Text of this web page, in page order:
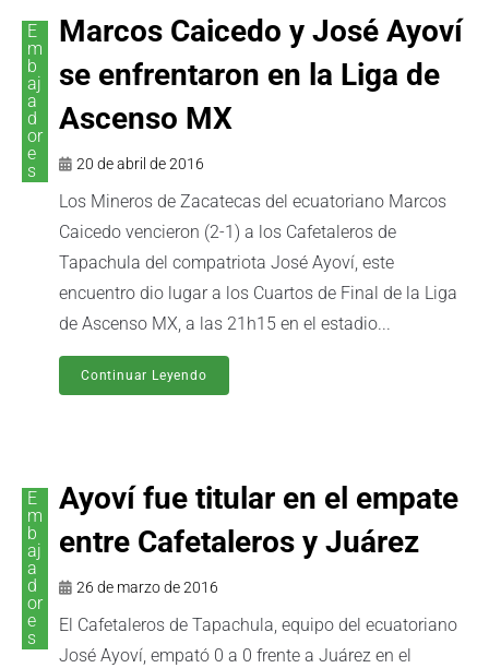
E
m
b
aj
a
d
or
e
s
Marcos Caicedo y José Ayoví
se enfrentaron en la Liga de
Ascenso MX
20 de abril de 2016
Los Mineros de Zacatecas del ecuatoriano Marcos
Caicedo vencieron (2-1) a los Cafetaleros de
Tapachula del compatriota José Ayoví, este
encuentro dio lugar a los Cuartos de Final de la Liga
de Ascenso MX, a las 21h15 en el estadio...
Continuar Leyendo
E
m
b
aj
a
d
or
e
s
Ayoví fue titular en el empate
entre Cafetaleros y Juárez
26 de marzo de 2016
El Cafetaleros de Tapachula, equipo del ecuatoriano
José Ayoví, empató 0 a 0 frente a Juárez en el